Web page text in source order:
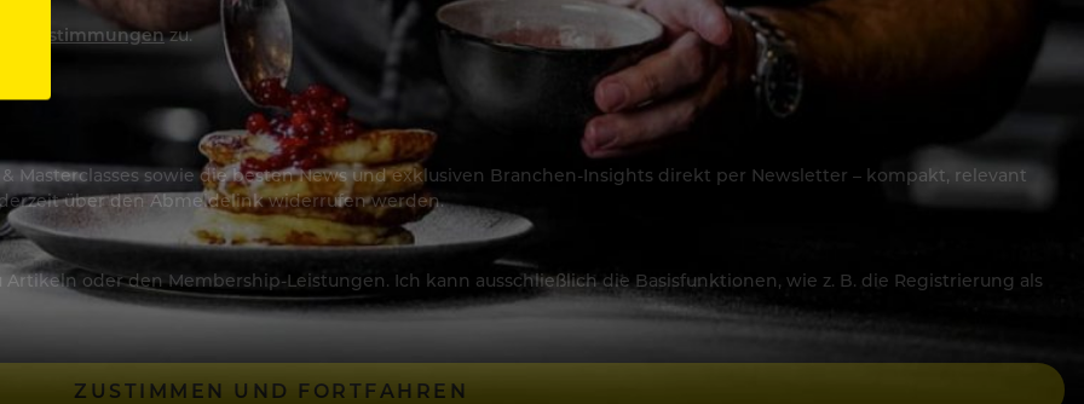
zu.
Masterclasses sowie die besten News und exklusiven Branchen-Insights direkt per Newsletter – kompakt, relevant
über den Abmeldelink widerrufen werden.
oder den Membership-Leistungen. Ich kann ausschließlich die Basisfunktionen, wie z. B. die Registrierung als
ZUSTIMMEN UND FORTFAHREN